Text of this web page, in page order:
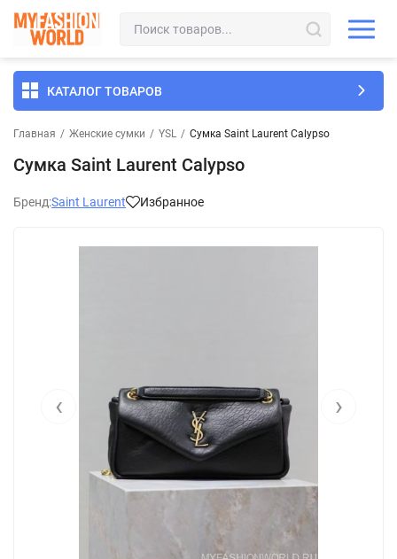
КАТАЛОГ ТОВАРОВ
Главная / Женские сумки / YSL / Сумка Saint Laurent Calypso
Сумка Saint Laurent Calypso
Бренд:Saint Laurent Избранное
‹ ›